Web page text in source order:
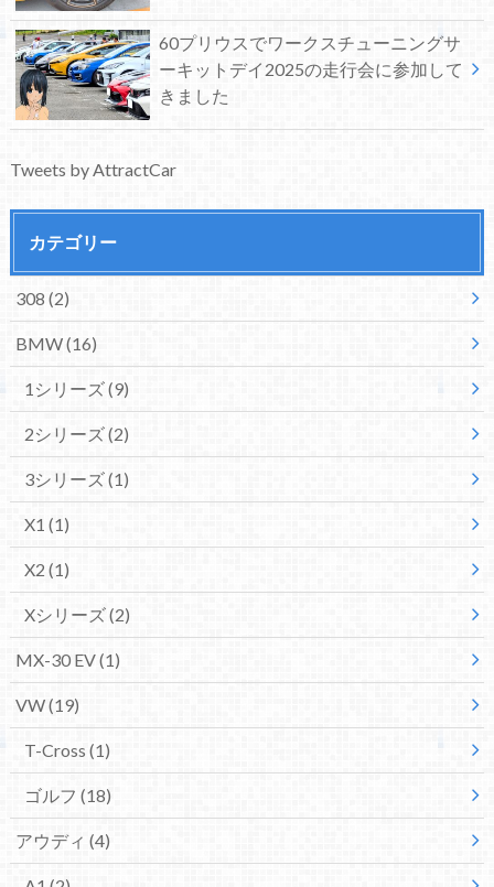
60プリウスでワークスチューニングサ
ーキットデイ2025の走行会に参加して
きました
Tweets by AttractCar
カテゴリー
308 (2)
BMW(16)
1シリーズ(9)
2シリーズ(2)
3シリーズ(1)
X1 (1)
X2 (1)
Xシリーズ(2)
MX-30 EV(1)
VW(19)
T-Cross (1)
ゴルフ (18)
アウディ (4)